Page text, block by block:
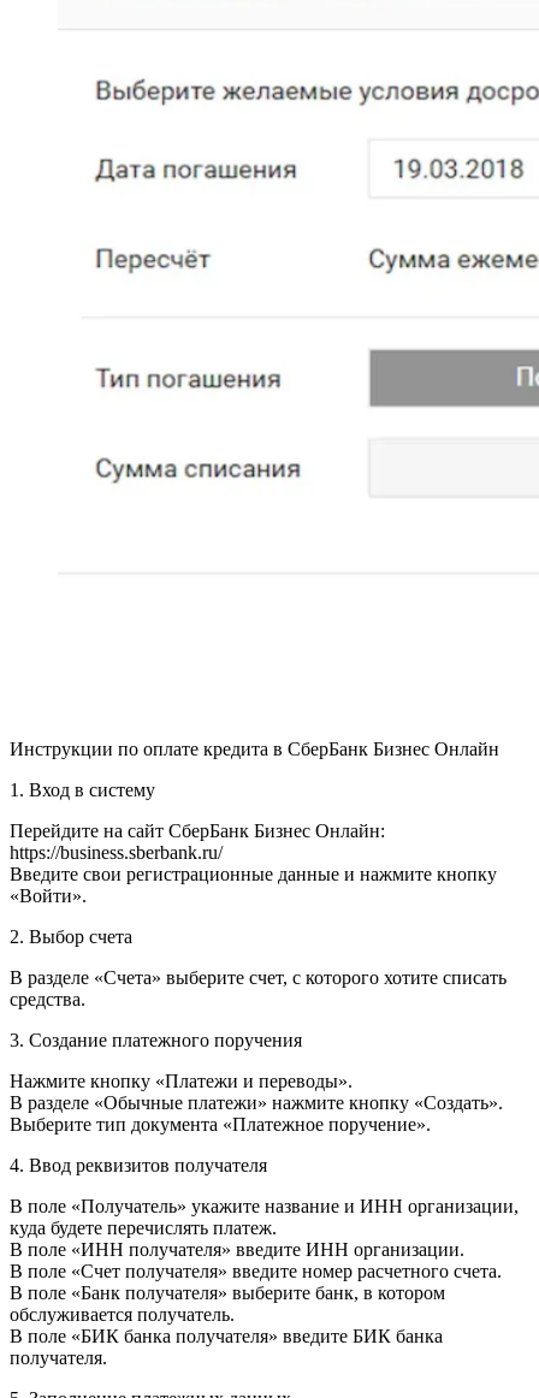
Инструкции по оплате кредита в СберБанк Бизнес Онлайн
1. Вход в систему
Перейдите на сайт СберБанк Бизнес Онлайн:
https://business.sberbank.ru/
Введите свои регистрационные данные и нажмите кнопку
«Войти».
2. Выбор счета
В разделе «Счета» выберите счет, с которого хотите списать
средства.
3. Создание платежного поручения
Нажмите кнопку «Платежи и переводы».
В разделе «Обычные платежи» нажмите кнопку «Создать».
Выберите тип документа «Платежное поручение».
4. Ввод реквизитов получателя
В поле «Получатель» укажите название и ИНН организации,
куда будете перечислять платеж.
В поле «ИНН получателя» введите ИНН организации.
В поле «Счет получателя» введите номер расчетного счета.
В поле «Банк получателя» выберите банк, в котором
обслуживается получатель.
В поле «БИК банка получателя» введите БИК банка
получателя.